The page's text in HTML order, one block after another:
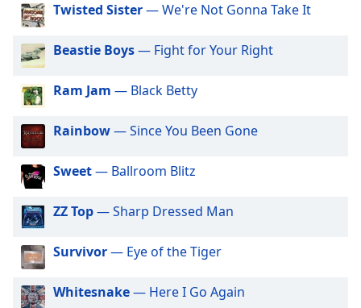
Fullscreen
This
modal
window.
Beginning
dialog
window.
Escape
cancel
and
Twisted Sister— We're Not Gonna Take It
Beastie Boys— Fight for Your Right
Ram Jam — Black Betty
Rainbow— Since You Been Gone
Sweet— Ballroom Blitz
ZZ Top— Sharp Dressed Man
Survivor— Eye of the Tiger
Whitesnake— Here I Go Again